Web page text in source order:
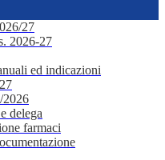
27
2026-27
ed indicazioni
delega
farmaci